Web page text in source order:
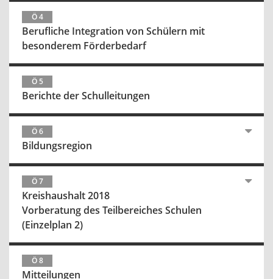
Ö 4
Berufliche Integration von Schülern mit
besonderem Förderbedarf
Ö 5
Berichte der Schulleitungen
Ö 6
Bildungsregion
Ö 7
Kreishaushalt 2018
Vorberatung des Teilbereiches Schulen
(Einzelplan 2)
Ö 8
Mitteilungen